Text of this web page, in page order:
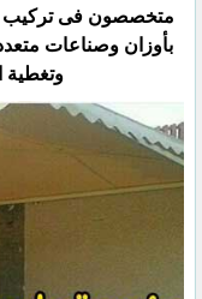
متخصصون فى تركيب
بأوزان وصناعات